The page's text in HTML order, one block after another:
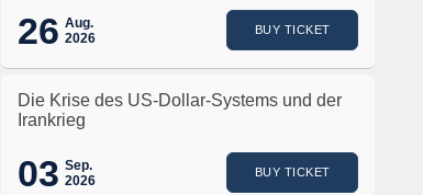
26 Aug.
2026
BUY TICKET
Die Krise des US-Dollar-Systems und der
Irankrieg
03 Sep.
2026
BUY TICKET